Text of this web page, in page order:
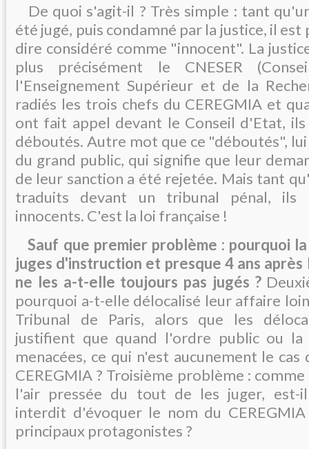
De quoi s'agit-il ? Très simple : tant
été jugé, puis condamné par la justice, il est
dire considéré comme "innocent". La
plus précisément le CNESER
l'Enseignement Supérieur et de la
radiés les trois chefs du CEREGMIA et
ont fait appel devant le Conseil d'Etat,
déboutés. Autre mot que ce "déboutés", lui
du grand public, qui signifie que leur
de leur sanction a été rejetée. Mais tant
traduits devant un tribunal pénal, ils
innocents. C'est la loi française !
Sauf que premier problème : pourquoi
juges d'instruction et presque 4 ans
ne les a-t-elle toujours pas jugés ?
pourquoi a-t-elle délocalisé leur affaire
Tribunal de Paris, alors que les
justifient que quand l'ordre public ou la
menacées, ce qui n'est aucunement le
CEREGMIA ? Troisième problème :
l'air pressée du tout de les juger, est-
interdit d'évoquer le nom du
principaux protagonistes ?